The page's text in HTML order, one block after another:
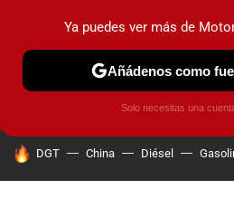
PRUEBAS COCHES ELÉCTRICOS
HOY SE HABLA DE
DGT China Diésel
Ya puedes ver más de
Añádenos como
Solo necesitas una